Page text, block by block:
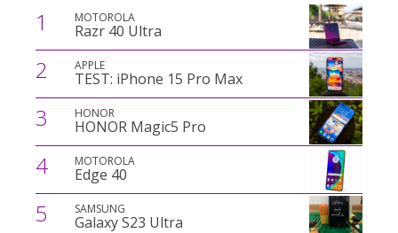
1 MOTOROLA
Razr 40 Ultra
2 APPLE
TEST: iPhone 15 Pro Max
3 HONOR
HONOR Magic5 Pro
4 MOTOROLA
Edge 40
5 SAMSUNG
Galaxy S23 Ultra